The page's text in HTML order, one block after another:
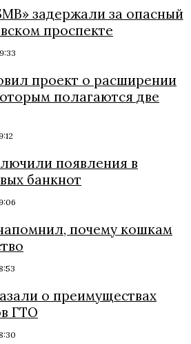
задержали за опасный
проспекте
проект о расширении
полагаются две
появления в
банкнот
почему кошкам
о преимуществах
ГТО